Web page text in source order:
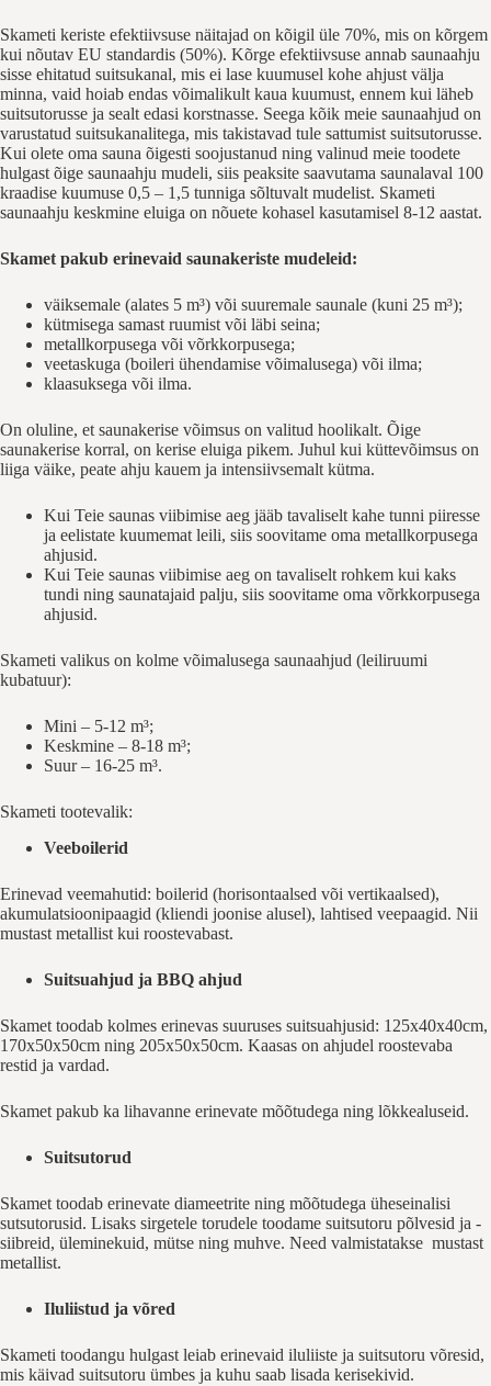
Skameti keriste efektiivsuse näitajad on kõigil üle 70%, mis on kõrgem
kui nõutav EU standardis (50%). Kõrge efektiivsuse annab saunaahju
sisse ehitatud suitsukanal, mis ei lase kuumusel kohe ahjust välja
minna, vaid hoiab endas võimalikult kaua kuumust, ennem kui läheb
suitsutorusse ja sealt edasi korstnasse. Seega kõik meie saunaahjud on
varustatud suitsukanalitega, mis takistavad tule sattumist suitsutorusse.
Kui olete oma sauna õigesti soojustanud ning valinud meie toodete
hulgast õige saunaahju mudeli, siis peaksite saavutama saunalaval 100
kraadise kuumuse 0,5 – 1,5 tunniga sõltuvalt mudelist. Skameti
saunaahju keskmine eluiga on nõuete kohasel kasutamisel 8-12 aastat.
Skamet pakub erinevaid saunakeriste mudeleid:
väiksemale (alates 5 m³) või suuremale saunale (kuni 25 m³);
kütmisega samast ruumist või läbi seina;
metallkorpusega või võrkkorpusega;
veetaskuga (boileri ühendamise võimalusega) või ilma;
klaasuksega või ilma.
On oluline, et saunakerise võimsus on valitud hoolikalt. Õige
saunakerise korral, on kerise eluiga pikem. Juhul kui küttevõimsus on
liiga väike, peate ahju kauem ja intensiivsemalt kütma.
Kui Teie saunas viibimise aeg jääb tavaliselt kahe tunni piiresse
ja eelistate kuumemat leili, siis soovitame oma metallkorpusega
ahjusid.
Kui Teie saunas viibimise aeg on tavaliselt rohkem kui kaks
tundi ning saunatajaid palju, siis soovitame oma võrkkorpusega
ahjusid.
Skameti valikus on kolme võimalusega saunaahjud (leiliruumi
kubatuur):
Mini – 5-12 m³;
Keskmine – 8-18 m³;
Suur – 16-25 m³.
Skameti tootevalik:
Veeboilerid
Erinevad veemahutid: boilerid (horisontaalsed või vertikaalsed),
akumulatsioonipaagid (kliendi joonise alusel), lahtised veepaagid. Nii
mustast metallist kui roostevabast.
Suitsuahjud ja BBQ ahjud
Skamet toodab kolmes erinevas suuruses suitsuahjusid: 125x40x40cm,
170x50x50cm ning 205x50x50cm. Kaasas on ahjudel roostevaba
restid ja vardad.
Skamet pakub ka lihavanne erinevate mõõtudega ning lõkkealuseid.
Suitsutorud
Skamet toodab erinevate diameetrite ning mõõtudega üheseinalisi
sutsutorusid. Lisaks sirgetele torudele toodame suitsutoru põlvesid ja -
siibreid, üleminekuid, mütse ning muhve. Need valmistatakse mustast
metallist.
Iluliistud ja võred
Skameti toodangu hulgast leiab erinevaid iluliiste ja suitsutoru võresid,
mis käivad suitsutoru ümbes ja kuhu saab lisada kerisekivid.